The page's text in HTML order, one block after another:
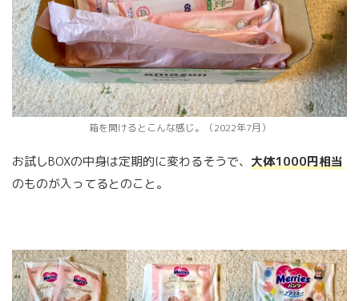
箱を開けるとこんな感じ。（2022年7月）
お試しBOXの中身は定期的に変わるそうで、 大体1000円相当
のものが入ってるとのこと。